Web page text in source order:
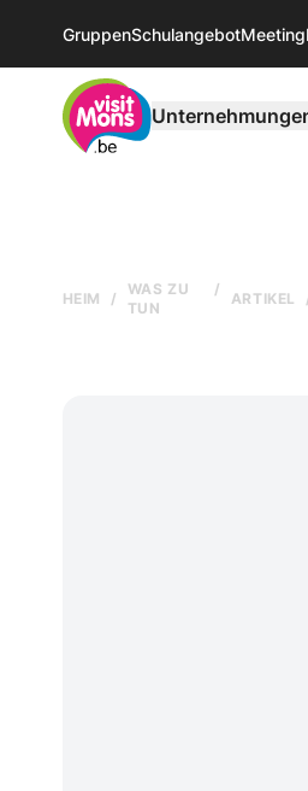
GruppenSchulangebotMeeting
VisitMons Logo
HEIM
WAS ZU
TUN
ARTIKEL